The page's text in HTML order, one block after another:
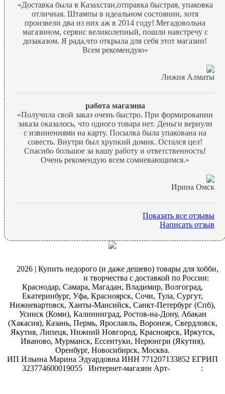
«Доставка была в Казахстан,отправка быстрая, упаковка
отличная. Штампы в идеальном состоянии, хотя
произвели два из них аж в 2014 году! Мегадовольна
магазином, сервис великолепный, пошли навстречу с
дозаказом. Я рада,что открыла для себя этот магазин!
Всем рекомендую»
Лижия Алматы
работа магазина
«Получила свой заказ очень быстро. При формировании
заказа оказалось, что одного товара нет. Деньги вернули
с извинениями на карту. Посылка была упакована на
совесть. Внутри был хрупкий домик. Остался цел!
Спасибо большое за вашу работу и ответственность!
Очень рекомендую всем сомневающимся.»
Ирина Омск
Показать все отзывы
Написать отзыв
2026 | Купить недорого (и даже дешево) товары для хобби,
и творчества с доставкой по России:
Краснодар, Самара, Магадан, Владимир, Волгоград,
Екатеринбург, Уфа, Красноярск, Сочи, Тула, Сургут,
Нижневартовск, Ханты-Мансийск, Санкт-Петербург (Спб),
Усинск (Коми), Калининград, Ростов-на-Дону, Абакан
(Хакасия), Казань, Пермь, Ярославль, Воронеж, Свердловск,
Якутия, Липецк, Нижний Новгород, Красноярск, Иркутск,
Иваново, Мурманск, Ессентуки, Нерюнгри (Якутия),
Оренбург, Новосибирск, Москва.
ИП Ильина Марина Эдуардовна ИНН 771207133852 ЕГРИП
323774600019055
Интернет-магазин Арт-
: